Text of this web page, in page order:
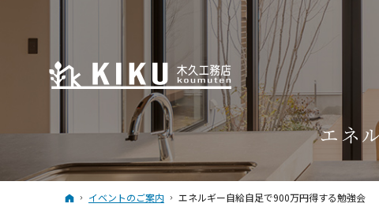
エネ
ホーム
イベントのご案内 エネルギー自給自足で900万円得する勉強会